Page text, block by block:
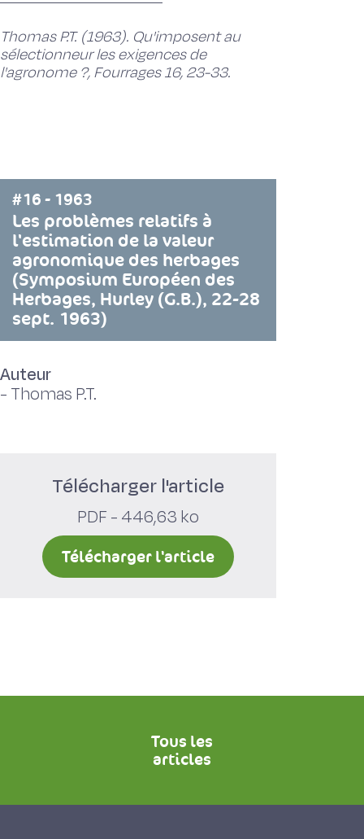
Thomas P.T. (1963). Qu'imposent au
sélectionneur les exigences de
l'agronome ?, Fourrages 16, 23-33.
#16 - 1963
Les problèmes relatifs à
l'estimation de la valeur
agronomique des herbages
(Symposium Européen des
Herbages, Hurley (G.B.), 22-28
sept. 1963)
Auteur
- Thomas P.T.
Télécharger l'article
PDF - 446,63 ko
Télécharger l'article
Tous les
articles